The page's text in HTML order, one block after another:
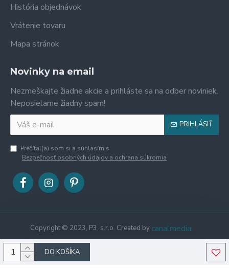
DO KOŠÍKA
História objednávok
Vrátenie tovaru
Mapa stránok
Novinky na email
Nezmeškajte žiadne akcie a prihláste sa na odber noviniek.
Neposielame žiadny spam!
PRIHLÁSIŤ
Prečítal(a) som si a súhlasím s
Bezpečnosť osobných údajov a ochrana súkromia
Copyright © 2023, P3, s.r.o. Created by canalmedia